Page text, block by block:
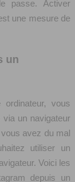
passe. Activer
une mesure de
un
vous
un navigateur
avez du mal
utiliser un
Voici les
depuis un